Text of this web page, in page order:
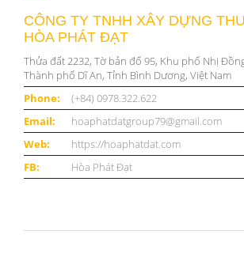
CÔNG TY TNHH XÂY DỰNG
HÒA PHÁT ĐẠT
Thửa đất 2232, Tờ bản đố 95, Khu phố Nhị
Thành phố Dĩ An, Tỉnh Bình Dương, Việt Nam
Phone:
(+84) 0978.322.622
Email:
hoaphatdatgroup79@gmail.com
Web:
https://hoaphatdat.com
FB:
Hòa Phát Đạt